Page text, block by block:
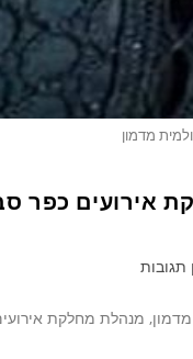
מדמון
אירועים כפר
תגובות
מנהלת מחלקת